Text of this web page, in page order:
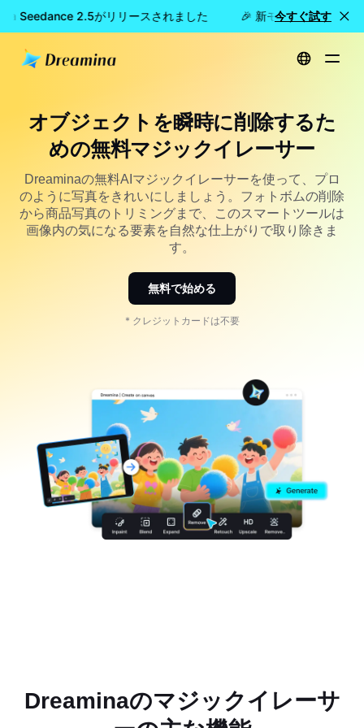
Seedance 2.5がリリースされました 🎉 新モデル公開：
今すぐ試す
ホーム 無料で使えるマジックイレーサー：瞬時にオブジェクトを削除
オブジェクトを瞬時に削除するた
めの無料マジックイレーサー
Dreaminaの無料AIマジックイレーサーを使って、プロ
のように写真をきれいにしましょう。フォトボムの削除
から商品写真のトリミングまで、このスマートツールは
画像内の気になる要素を自然な仕上がりで取り除きま
す。
無料で始める
* クレジットカードは不要
Dreaminaのマジックイレーサ